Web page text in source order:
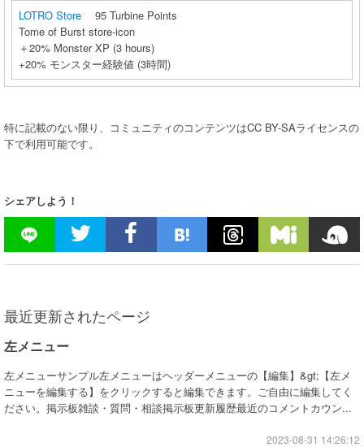
LOTRO Store 95 Turbine Points
Tome of Burst store-icon
＋20% Monster XP (3 hours)
+20% モンスター経験値 (3時間)
特に記載のない限り、コミュニティのコンテンツはCC BY-SAライセンスの
下で利用可能です。
シェアしよう！
最近更新されたページ
左メニュー
左メニューサンプル左メニューはヘッダーメニューの【編集】&gt;【左メ
ニューを編集する】をクリックすると編集できます。ご自由に編集してく
ださい。掲示板雑談・質問・相談掲示板更新履歴最近のコメントカウン...
2023-08-31 14:26:12